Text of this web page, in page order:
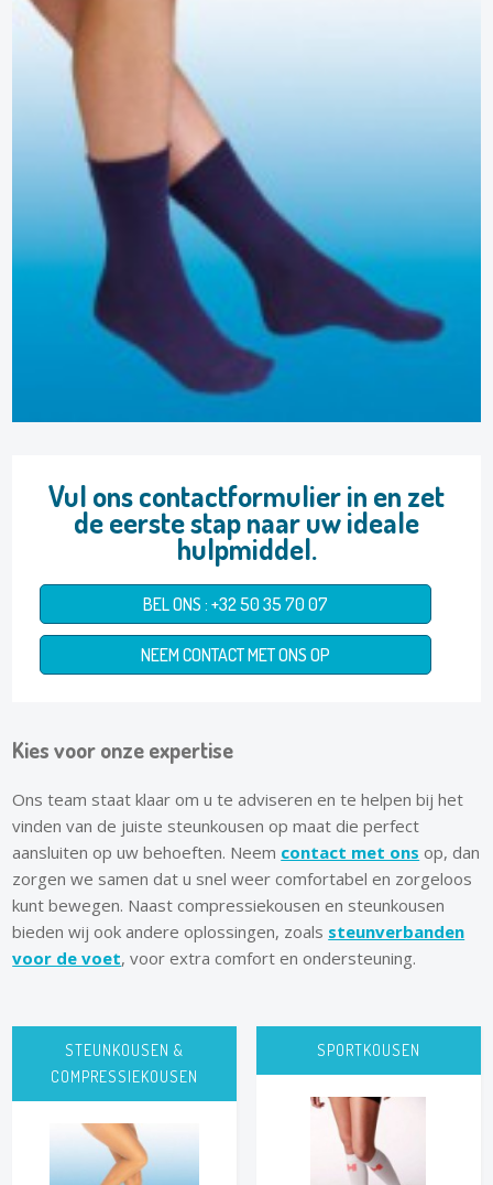
Vul ons contactformulier in en zet
de eerste stap naar uw ideale
hulpmiddel.
BEL ONS : +32 50 35 70 07
NEEM CONTACT MET ONS OP
Kies voor onze expertise
Ons team staat klaar om u te adviseren en te helpen bij het
vinden van de juiste steunkousen op maat die perfect
aansluiten op uw behoeften. Neem contact met ons op, dan
zorgen we samen dat u snel weer comfortabel en zorgeloos
kunt bewegen. Naast compressiekousen en steunkousen
bieden wij ook andere oplossingen, zoals steunverbanden
voor de voet, voor extra comfort en ondersteuning.
STEUNKOUSEN &
COMPRESSIEKOUSEN
SPORTKOUSEN